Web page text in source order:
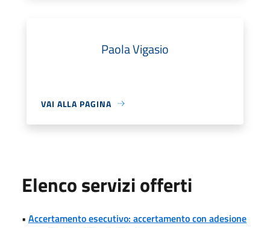
Paola Vigasio
VAI ALLA PAGINA
Elenco servizi offerti
• Accertamento esecutivo: accertamento con adesione